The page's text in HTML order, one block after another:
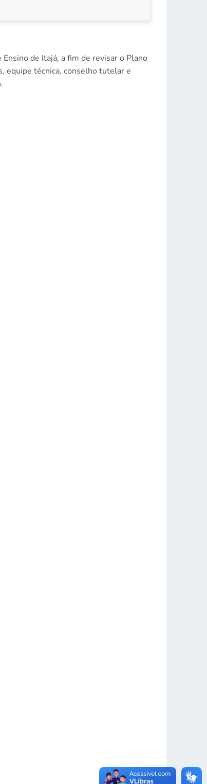
de Itajá, a fim de revisar o Plano
equipe técnica, conselho tutelar e